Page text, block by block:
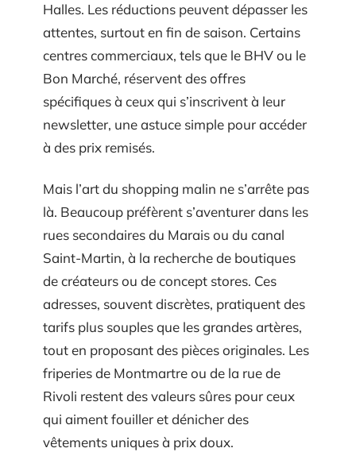
Halles. Les réductions peuvent dépasser les
attentes, surtout en fin de saison. Certains
centres commerciaux, tels que le BHV ou le
Bon Marché, réservent des offres
spécifiques à ceux qui s’inscrivent à leur
newsletter, une astuce simple pour accéder
à des prix remisés.
Mais l’art du shopping malin ne s’arrête pas
là. Beaucoup préfèrent s’aventurer dans les
rues secondaires du Marais ou du canal
Saint-Martin, à la recherche de boutiques
de créateurs ou de concept stores. Ces
adresses, souvent discrètes, pratiquent des
tarifs plus souples que les grandes artères,
tout en proposant des pièces originales. Les
friperies de Montmartre ou de la rue de
Rivoli restent des valeurs sûres pour ceux
qui aiment fouiller et dénicher des
vêtements uniques à prix doux.